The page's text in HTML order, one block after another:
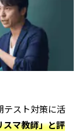
スト対策に活
スマ教師」と評